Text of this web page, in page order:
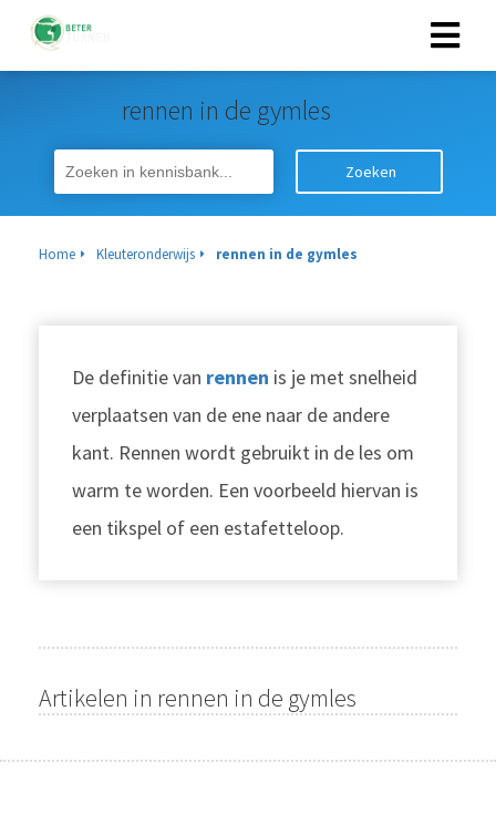
rennen in de gymles
Zoeken
Home Kleuteronderwijs rennen in de gymles
De definitie van rennen is je met snelheid
verplaatsen van de ene naar de andere
kant. Rennen wordt gebruikt in de les om
warm te worden. Een voorbeeld hiervan is
een tikspel of een estafetteloop.
Artikelen in rennen in de gymles